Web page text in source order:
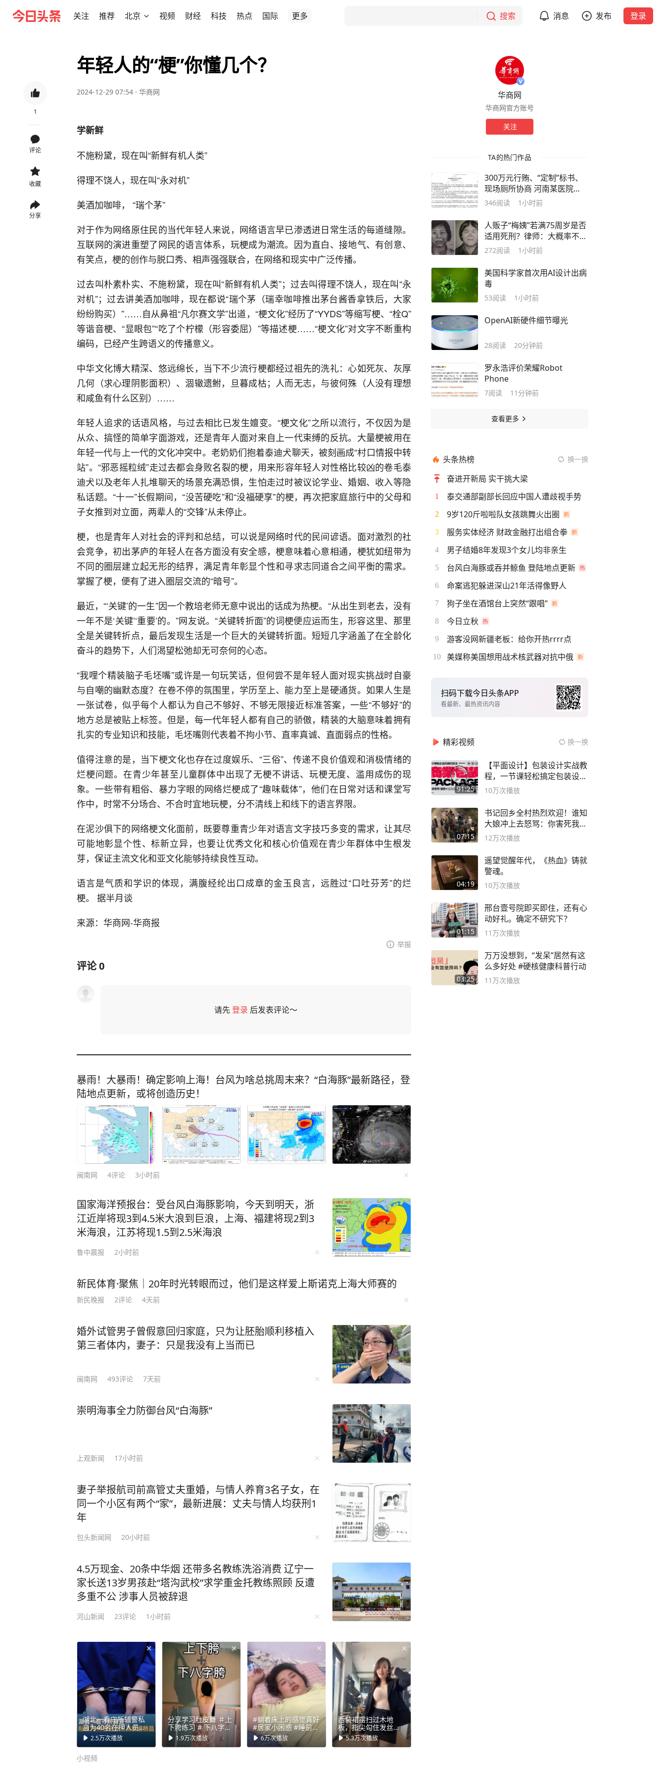
关注 推荐 北京 视频 财经 科技 热点 国际 更多 搜索 消息 发布 登录
1
评论
收藏
分享
年轻人的“梗”你懂几个？
2024-12-29 07:54 · 华商网
学新鲜
不施粉黛，现在叫“新鲜有机人类”
得理不饶人，现在叫“永对机”
美酒加咖啡， “瑞个茅”
对于作为网络原住民的当代年轻人来说，网络语言早已渗透进日常生活的每道缝隙。
互联网的演进重塑了网民的语言体系，玩梗成为潮流。因为直白、接地气、有创意、
有笑点，梗的创作与脱口秀、相声强强联合，在网络和现实中广泛传播。
过去叫朴素朴实、不施粉黛，现在叫“新鲜有机人类”；过去叫得理不饶人，现在叫“永
对机”；过去讲美酒加咖啡，现在都说“瑞个茅（瑞幸咖啡推出茅台酱香拿铁后，大家
纷纷购买）”……自从鼻祖“凡尔赛文学”出道，“梗文化”经历了“YYDS”等缩写梗、“栓Q”
等谐音梗、“显眼包”“吃了个柠檬（形容委屈）”等描述梗……“梗文化”对文字不断重构
编码，已经产生跨语义的传播意义。
中华文化博大精深、悠远绵长，当下不少流行梗都经过祖先的洗礼：心如死灰、灰厚
几何（求心理阴影面积）、涸辙遗鲋，旦暮成枯；人而无志，与彼何殊（人没有理想
和咸鱼有什么区别）……
年轻人追求的话语风格，与过去相比已发生嬗变。“梗文化”之所以流行，不仅因为是
从众、搞怪的简单字面游戏，还是青年人面对来自上一代束缚的反抗。大量梗被用在
年轻一代与上一代的文化冲突中。老奶奶们抱着泰迪犬聊天，被刻画成“村口情报中转
站”。“邪恶摇粒绒”走过去都会身败名裂的梗，用来形容年轻人对性格比较凶的卷毛泰
迪犬以及老年人扎堆聊天的场景充满恐惧，生怕走过时被议论学业、婚姻、收入等隐
私话题。“十一”长假期间，“没苦硬吃”和“没福硬享”的梗，再次把家庭旅行中的父母和
子女推到对立面，两辈人的“交锋”从未停止。
梗，也是青年人对社会的评判和总结，可以说是网络时代的民间谚语。面对激烈的社
会竞争，初出茅庐的年轻人在各方面没有安全感，梗意味着心意相通，梗犹如纽带为
不同的圈层建立起无形的结界，满足青年彰显个性和寻求志同道合之间平衡的需求。
掌握了梗，便有了进入圈层交流的“暗号”。
最近，“‘关键’的一生”因一个教培老师无意中说出的话成为热梗。“从出生到老去，没有
一年不是‘关键’‘重要’的。”网友说。“关键转折面”的词梗便应运而生，形容这里、那里
全是关键转折点，最后发现生活是一个巨大的关键转折面。短短几字涵盖了在全龄化
奋斗的趋势下，人们渴望松弛却无可奈何的心态。
“我哩个精装脑子毛坯嘴”或许是一句玩笑话，但何尝不是年轻人面对现实挑战时自豪
与自嘲的幽默态度？在卷不停的氛围里，学历至上、能力至上是硬通货。如果人生是
一张试卷，似乎每个人都认为自己不够好、不够无限接近标准答案，一些“不够好”的
地方总是被贴上标签。但是，每一代年轻人都有自己的骄傲，精装的大脑意味着拥有
扎实的专业知识和技能，毛坯嘴则代表着不拘小节、直率真诚、直面弱点的性格。
值得注意的是，当下梗文化也存在过度娱乐、“三俗”、传递不良价值观和消极情绪的
烂梗问题。在青少年甚至儿童群体中出现了无梗不讲话、玩梗无度、滥用成伤的现
象。一些带有粗俗、暴力字眼的网络烂梗成了“趣味载体”，他们在日常对话和课堂写
作中，时常不分场合、不合时宜地玩梗，分不清线上和线下的语言界限。
在泥沙俱下的网络梗文化面前，既要尊重青少年对语言文字技巧多变的需求，让其尽
可能地彰显个性、标新立异，也要让优秀文化和核心价值观在青少年群体中生根发
芽，保证主流文化和亚文化能够持续良性互动。
语言是气质和学识的体现，满腹经纶出口成章的金玉良言，远胜过“口吐芬芳”的烂
梗。 据半月谈
来源：华商网-华商报
举报
评论0
请先登录 后发表评论～
暴雨！大暴雨！确定影响上海！台风为啥总挑周末来？“白海豚”最新路径，登
陆地点更新，或将创造历史！
闽南网 4评论 3小时前
国家海洋预报台：受台风白海豚影响，今天到明天，浙
江近岸将现3到4.5米大浪到巨浪，上海、福建将现2到3
米海浪，江苏将现1.5到2.5米海浪
鲁中晨报 2小时前
新民体育·聚焦｜20年时光转眼而过，他们是这样爱上斯诺克上海大师赛的
新民晚报 2评论 4天前
婚外试管男子曾假意回归家庭，只为让胚胎顺利移植入
第三者体内，妻子：只是我没有上当而已
闽南网 493评论 7天前
崇明海事全力防御台风“白海豚”
上观新闻 17小时前
妻子举报航司前高管丈夫重婚，与情人养育3名子女，在
同一个小区有两个“家”，最新进展：丈夫与情人均获刑1
年
包头新闻网 20小时前
4.5万现金、20条中华烟 还带多名教练洗浴消费 辽宁一
家长送13岁男孩赴“塔沟武校”求学重金托教练照顾 反遭
多重不公 涉事人员被辞退
河山新闻 23评论 1小时前
湖北一看守所辅警私
自为40名在押人员转
递物品，传递信息或
给予特殊关照，收受
余元，黄鹤楼牌香烟
2.5万次播放
分享学习肚皮舞 ＃上
下胯练习 # 下八字胯
# 肚皮舞基本功
1.9万次播放
#躺着床上的感觉真好
#居家小困惑 #睡前唠
嗑系列 #日常躺床 #
宅家状态
6万次播放
西装裙摆扫过木地
板，指尖勾住发丝的
瞬间5.3万次播放
小视频
华商网
华商网官方账号
关注
TA的热门作品
300万元行贿、“定制”标书、
现场厕所协商 河南某医院
2.33亿元工程串标案细节披露
346阅读 1小时前
人贩子“梅姨”若满75周岁是否
适用死刑？律师：大概率不会
被判处死刑
272阅读 1小时前
美国科学家首次用AI设计出病
毒
53阅读 1小时前
OpenAI新硬件细节曝光
28阅读 20分钟前
罗永浩评价荣耀Robot
Phone
7阅读 11分钟前
查看更多
头条热榜 换一换
奋进开新局 实干挑大梁
1 泰交通部副部长回应中国人遭歧视手势
2 9岁120斤啦啦队女孩跳舞火出圈
3 服务实体经济 财政金融打出组合拳
4 男子结婚8年发现3个女儿均非亲生
5 台风白海豚或吞并鲸鱼 登陆地点更新
6 命案逃犯躲进深山21年活得像野人
7 狗子坐在酒馆台上突然“跟唱”
8 今日立秋
9 游客没网新疆老板：给你开热rrrr点
10 美媒称美国想用战术核武器对抗中俄
扫码下载今日头条APP
看最新、最热资讯内容
精彩视频 换一换
91:25
【平面设计】包装设计实战教
程，一节课轻松搞定包装设计
流程！
10万次播放
07:15
书记回乡全村热烈欢迎！谁知
大娘冲上去怒骂：你害死我儿
子
12万次播放
04:19
遥望觉醒年代，《热血》铸就
警魂。
10万次播放
01:15
邢台壹号院即买即住，还有心
动好礼。确定不研究下？
11万次播放
03:25
万万没想到，“发呆”居然有这
么多好处 #硬核健康科普行动
11万次播放